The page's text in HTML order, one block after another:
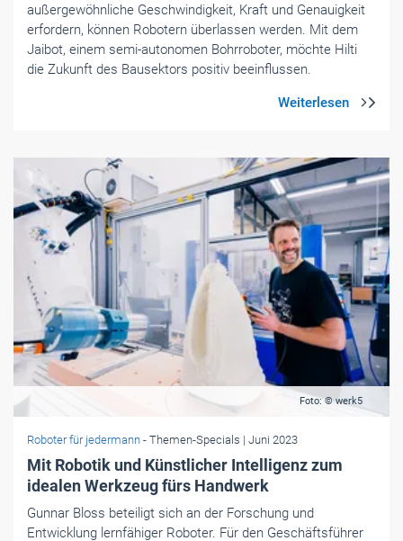
außergewöhnliche Geschwindigkeit, Kraft und Genauigkeit
erfordern, können Robotern überlassen werden. Mit dem
Jaibot, einem semi-autonomen Bohrroboter, möchte Hilti
die Zukunft des Bausektors positiv beeinflussen.
Foto: © werk5
Roboter für jedermann - Themen-Specials | Juni 2023
Mit Robotik und Künstlicher Intelligenz zum
idealen Werkzeug fürs Handwerk
Gunnar Bloss beteiligt sich an der Forschung und
Entwicklung lernfähiger Roboter. Für den Geschäftsführer